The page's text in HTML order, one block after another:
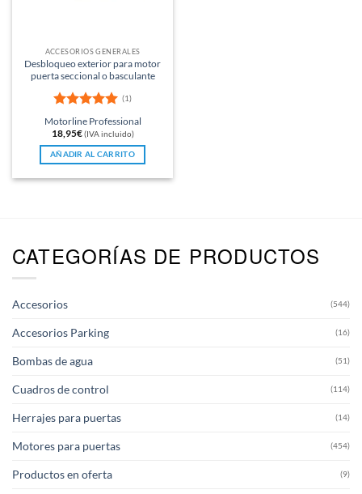
ACCESORIOS GENERALES
Desbloqueo exterior para motor
puerta seccional o basculante
Valorado
con5de 5
(1)
Motorline Professional
18,95€ (IVA incluido)
AÑADIR AL CARRITO
CATEGORÍAS DE PRODUCTOS
Accesorios (544)
Accesorios Parking (16)
Bombas de agua (51)
Cuadros de control (114)
Herrajes para puertas (14)
Motores para puertas (454)
Productos en oferta (9)